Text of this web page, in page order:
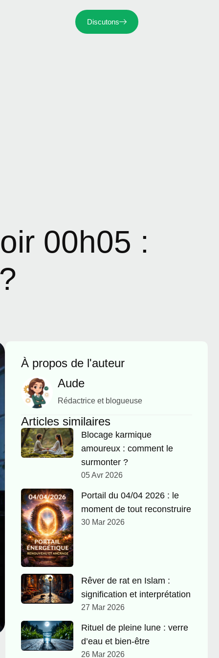
Discutons
00h05 :
À propos de l'auteur
Aude
Rédactrice et blogueuse
Articles similaires
Blocage karmique
amoureux : comment le
surmonter ?
05 Avr 2026
Portail du 04/04 2026 : le
moment de tout reconstruire
30 Mar 2026
Rêver de rat en Islam :
signification et interprétation
27 Mar 2026
Rituel de pleine lune : verre
d’eau et bien-être
26 Mar 2026